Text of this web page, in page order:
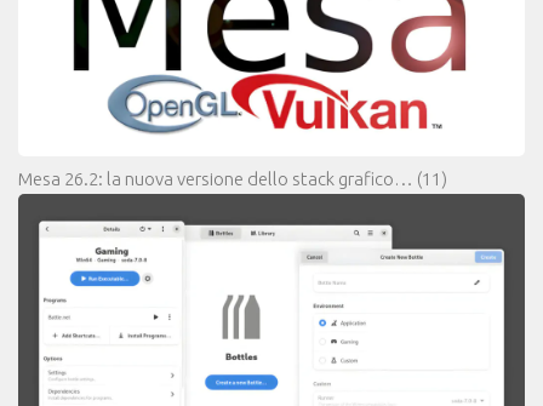
Mesa 26.2: la nuova versione dello stack grafico… (11)